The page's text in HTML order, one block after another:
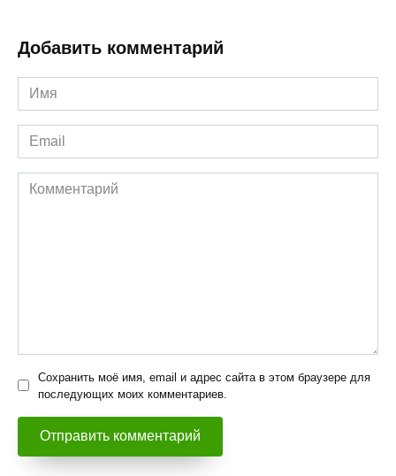
Добавить комментарий
Имя
*
Email
*
Комментарий
Сохранить моё имя, email и адрес сайта в этом браузере для
последующих моих комментариев.